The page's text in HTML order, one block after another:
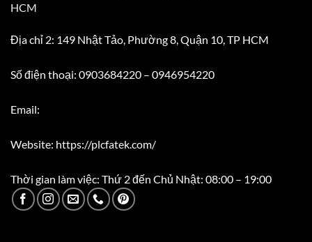
HCM
Địa chỉ 2: 149 Nhật Tảo, Phường 8, Quận 10, TP HCM
Số điện thoại: 0903684220 – 0946954220
Email:
Website: https://plcfatek.com/
Thời gian làm việc: Thứ 2 đến Chủ Nhật: 08:00 – 19:00